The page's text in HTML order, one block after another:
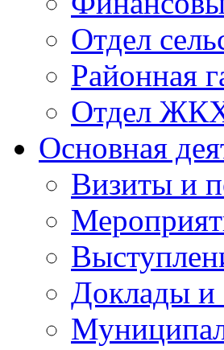
Отдел
Районная
Отдел
Основная
Визиты и
Доклады и